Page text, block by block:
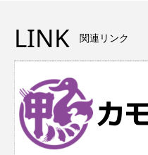
LINK 関連リンク